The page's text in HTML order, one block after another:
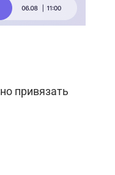
привязать